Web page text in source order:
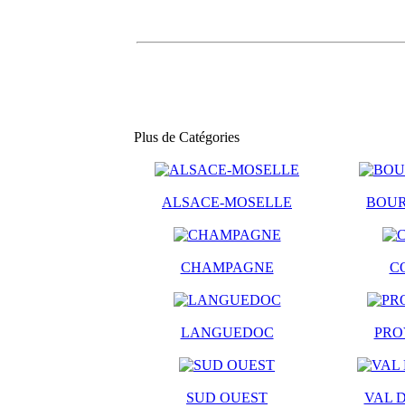
Plus de Catégories
ALSACE-MOSELLE
CHAMPAGNE
LANGUEDOC
SUD OUEST VAL